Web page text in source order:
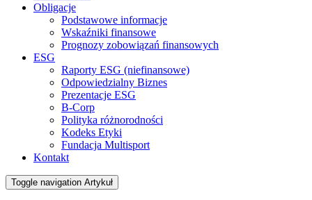
Obligacje
Podstawowe informacje
Wskaźniki finansowe
Prognozy zobowiązań finansowych
ESG
Raporty ESG (niefinansowe)
Odpowiedzialny Biznes
Prezentacje ESG
B-Corp
Polityka różnorodności
Kodeks Etyki
Fundacja Multisport
Kontakt
Toggle navigation Artykuł